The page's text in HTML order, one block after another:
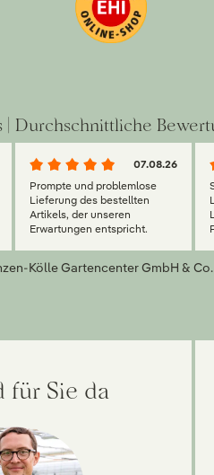
| Durchschnittliche
07.08.26
Prompte und problemlose
Lieferung des bestellten
Artikels, der unseren
Erwartungen entspricht.
Kölle Gartencenter GmbH & Co.
für Sie da